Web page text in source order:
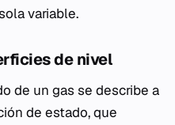
variable.
de nivel
de un gas se describe a
de estado, que